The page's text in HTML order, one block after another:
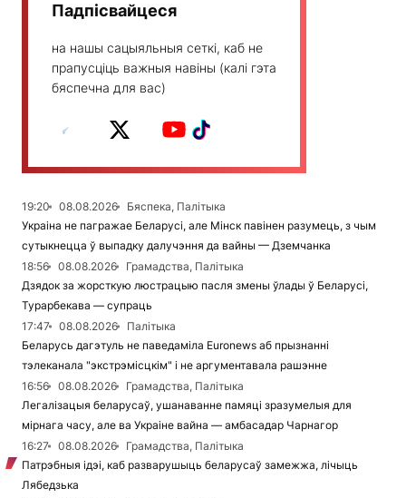
Падпісвайцеся
на нашы сацыяльныя сеткі, каб не
прапусціць важныя навіны (калі гэта
бяспечна для вас)
19:20 08.08.2026
Бяспека, Палітыка
Украіна не пагражае Беларусі, але Мінск павінен разумець, з чым
сутыкнецца ў выпадку далучэння да вайны — Дземчанка
18:56
08.08.2026
Грамадства, Палітыка
Дзядок за жорсткую люстрацыю пасля змены ўлады ў Беларусі,
Турарбекава — супраць
17:47
08.08.2026
Палітыка
Беларусь дагэтуль не паведаміла Euronews аб прызнанні
тэлеканала "экстрэмісцкім" і не аргументавала рашэнне
16:56
08.08.2026
Грамадства, Палітыка
Легалізацыя беларусаў, ушанаванне памяці зразумелыя для
мірнага часу, але ва Украіне вайна — амбасадар Чарнагор
16:27
08.08.2026
Грамадства, Палітыка
Патрэбныя ідэі, каб разварушыць беларусаў замежжа, лічыць
Лябедзька